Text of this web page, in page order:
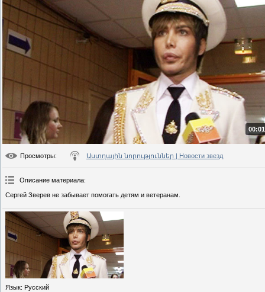
Просмотры: Աստղային նորություններ | Новости звезд
Описание материала:
Сергей Зверев не забывает помогать детям и ветеранам.
Язык: Русский